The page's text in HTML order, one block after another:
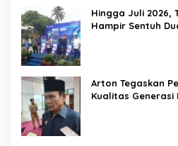
Hingga Juli 2026,
Hampir Sentuh
Arton Tegaskan
Kualitas Generasi